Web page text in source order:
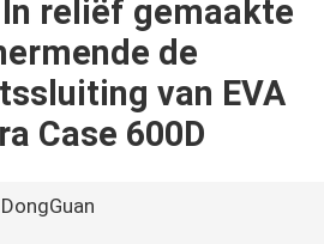
reliëf gemaakte
de
van EVA
Case 600D
DongGuan